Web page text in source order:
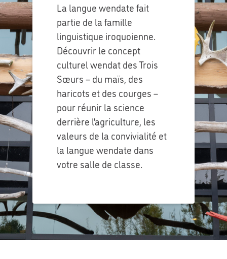
La langue wendate fait
partie de la famille
linguistique iroquoienne.
Découvrir le concept
culturel wendat des Trois
Sœurs – du maïs, des
haricots et des courges –
pour réunir la science
derrière l’agriculture, les
valeurs de la convivialité et
la langue wendate dans
votre salle de classe.